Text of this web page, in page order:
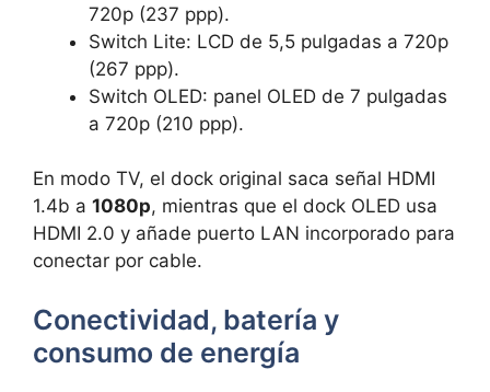
720p (237 ppp).
Switch Lite: LCD de 5,5 pulgadas a 720p
(267 ppp).
Switch OLED: panel OLED de 7 pulgadas
a 720p (210 ppp).
En modo TV, el dock original saca señal HDMI
1.4b a 1080p, mientras que el dock OLED usa
HDMI 2.0 y añade puerto LAN incorporado para
conectar por cable.
Conectividad, batería y
consumo de energía